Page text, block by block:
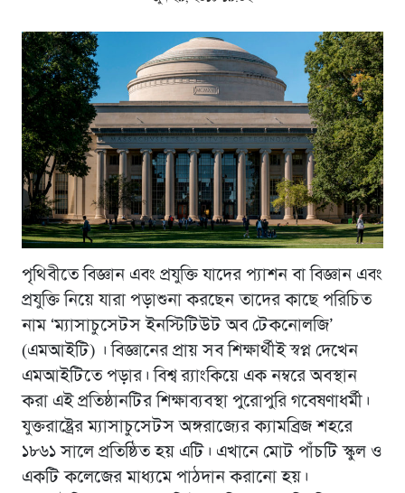
পৃথিবীতে বিজ্ঞান এবং প্রযুক্তি যাদের প্যাশন বা বিজ্ঞান এবং
প্রযুক্তি নিয়ে যারা পড়াশুনা করছেন তাদের কাছে পরিচিত
নাম ‘ম্যাসাচুসেটস ইনস্টিটিউট অব টেকনোলজি’
(এমআইটি) । বিজ্ঞানের প্রায় সব শিক্ষার্থীই স্বপ্ন দেখেন
এমআইটিতে পড়ার। বিশ্ব র‌্যাংকিয়ে এক নম্বরে অবস্থান
করা এই প্রতিষ্ঠানটির শিক্ষাব্যবস্থা পুরোপুরি গবেষণাধর্মী।
যুক্তরাষ্ট্রের ম্যাসাচুসেটস অঙ্গরাজ্যের ক্যামব্রিজ শহরে
১৮৬১ সালে প্রতিষ্ঠিত হয় এটি। এখানে মোট পাঁচটি স্কুল ও
একটি কলেজের মাধ্যমে পাঠদান করানো হয়।